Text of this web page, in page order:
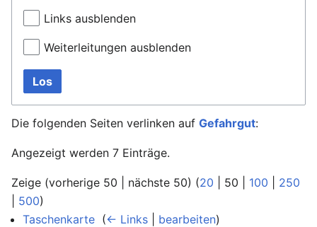
Links ausblenden
Weiterleitungen ausblenden
Los
Die folgenden Seiten verlinken auf Gefahrgut:
Angezeigt werden 7 Einträge.
Zeige (vorherige 50 nächste 50) (20 50 100
250
500)
Taschenkarte (← Links bearbeiten)